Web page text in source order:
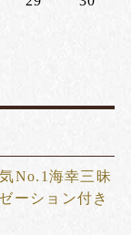
No.1海幸三昧
ーション付き